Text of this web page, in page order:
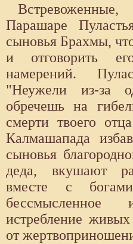
Парашаре
сыновья Брахмы,
и отговорить
намерений.
"Неужели из-за
обречешь на
смерти твоего
Калмашапада
сыновья
деда, вкушают
вместе с
бессмысленное
истребление
от